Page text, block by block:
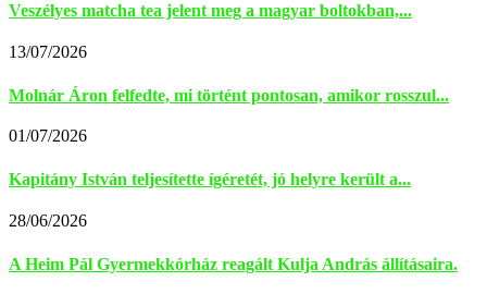
Veszélyes matcha tea jelent meg a magyar boltokban,...
13/07/2026
Molnár Áron felfedte, mi történt pontosan, amikor rosszul...
01/07/2026
Kapitány István teljesítette ígéretét, jó helyre került a...
28/06/2026
A Heim Pál Gyermekkórház reagált Kulja András állításaira.